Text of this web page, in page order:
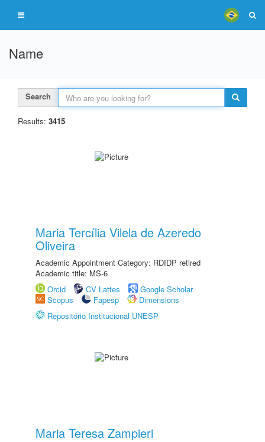
Name
Search
Results: 3415
Maria Tercília Vilela de Azeredo
Oliveira
Academic Appointment Category: RDIDP retired
Academic title: MS-6
Orcid
CV Lattes
Google Scholar
Scopus
Fapesp
Dimensions
Repositório Institucional UNESP
Maria Teresa Zampieri